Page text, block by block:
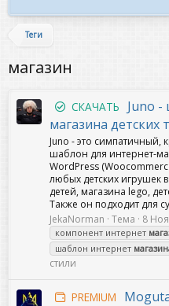
Теги
магазин
СКАЧАТЬ
Juno -
магазина детских
Juno - это симпатичный,
шаблон для интернет-
WordPress
любых детских игрушек
детей, магазина lego,
Также он подходит для
JekaNorman Тема 8
компонент интернет
шаблон интернет магазин
стили
PREMIUM